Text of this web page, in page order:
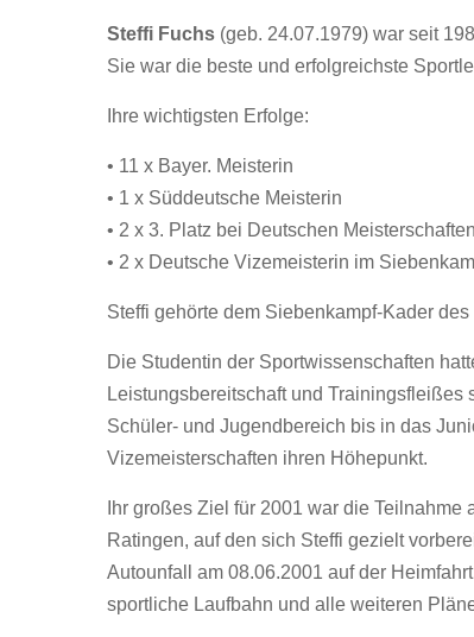
Steffi Fuchs (geb. 24.07.1979) war seit
Sie war die beste und erfolgreichste
Ihre wichtigsten Erfolge:
• 11 x Bayer. Meisterin
• 1 x Süddeutsche Meisterin
• 2 x 3. Platz bei Deutschen
• 2 x Deutsche Vizemeisterin im
Steffi gehörte dem Siebenkampf-Kader des
Die Studentin der Sportwissenschaften
Leistungsbereitschaft und
Schüler- und Jugendbereich bis in das
Vizemeisterschaften ihren Höhepunkt.
Ihr großes Ziel für 2001 war die
Ratingen, auf den sich Steffi gezielt
Autounfall am 08.06.2001 auf der
sportliche Laufbahn und alle weiteren